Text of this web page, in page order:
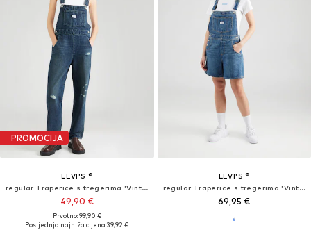
PROMOCIJA
LEVI'S ®
regular Traperice s tregerima 'Vintage Denim Overalls'
49,90 €
Prvotno: 99,90 €
Posljednja najniža cijena:39,92 €
LEVI'S ®
regular Traperice s tregerima 'Vintage Shortall'
69,95 €